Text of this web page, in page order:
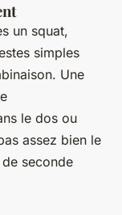
un squat,
simples
Une
le dos ou
assez bien le
de seconde